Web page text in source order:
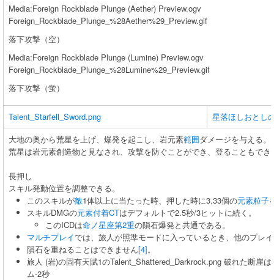
Media:Foreign Rockblade Plunge (Aether) Preview.ogv
Foreign_Rockblade_Plunge_%28Aether%29_Preview.gif
落下攻撃（空）
Media:Foreign Rockblade Plunge (Lumine) Preview.ogv
Foreign_Rockblade_Plunge_%28Lumine%29_Preview.gif
落下攻撃（蛍）
Talent_Starfell_Sword.png
星落ほしおとし
大地の奥から荒星を上げ、爆発を起こし、岩元素範囲ダメージを与える。
荒星は岩元素創造物と見なされ、攻撃を防ぐことができ、登ることもでき
長押し
スキル発動位置を調整できる。
このスキルが敵1体以上に当たった時、押した時に3.33個の元素粒子
スキルDMGの元素付着CTはデフォルトで2.5秒/3ヒットに続く。
このICDは命ノ星座第2重の隕石爆発と共通である。
マルチプレイでは、旅人が照準モードに入っているとき、他のプレ
隕石を重ねることはできません[4]。
旅人 (岩)の固有天賦1のTalent_Shattered_Darkrock.png 破れた断崖
ム-2秒